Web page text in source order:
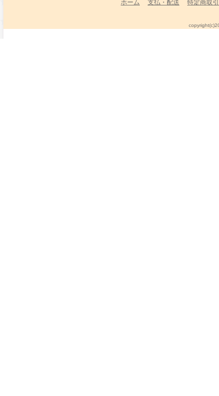
ホーム 支払・配送 特定商取